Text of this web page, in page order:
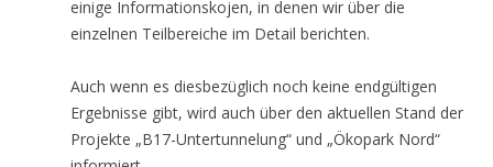
einige Informationskojen, in denen wir über die
einzelnen Teilbereiche im Detail berichten.
Auch wenn es diesbezüglich noch keine endgültigen
Ergebnisse gibt, wird auch über den aktuellen Stand der
Projekte „B17-Untertunnelung“ und „Ökopark Nord“